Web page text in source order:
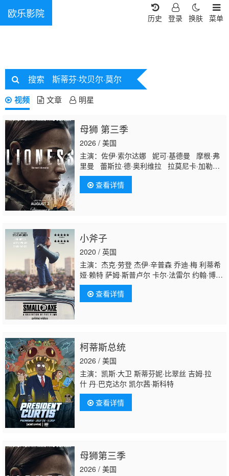
欧乐影院 菜单
换肤
登录
历史
搜索 斯蒂芬·坎贝尔·莫尔
视频 文章 明星
母狮 第三季
2026 / 美国
主演：佐伊·索尔达娜 妮可·基德曼 摩根·弗
里曼 蕾斯拉·德·奥利维拉 拉莫尼卡·加勒特
吉尔·瓦格纳 迈克尔·凯利 珍尼希斯·罗德里
格兹 詹姆斯·乔丹 戴夫·安纳布尔 伊恩·鲍
汉 斯蒂芬妮·努尔 萨德·拉金比尔 汉娜·洛
查看详情
小斧子
2020 / 英国
主演：杰克·劳登 杰伊·辛普森 乔迪·梅 利蒂希
娅·赖特 萨姆·斯普卢尔 卡尔·法雷尔 约翰·博耶
加 迈克尔·沃德 肖恩·帕克斯 斯蒂芬·鲍克思 阿
历克斯·杰宁斯 加里·比德尔 詹姆斯·希利尔 罗
森达·桑德尔 卡鲁姆·卡拉汉 凯达·威廉姆斯特
查看详情
柯蒂斯总统
2026 / 美国
主演：凯斯·大卫 斯蒂芬妮·比翠丝 吉姆·拉
什 丹·巴克达尔 凯尔茜·斯科特
查看详情
母狮第三季
2026 / 美国